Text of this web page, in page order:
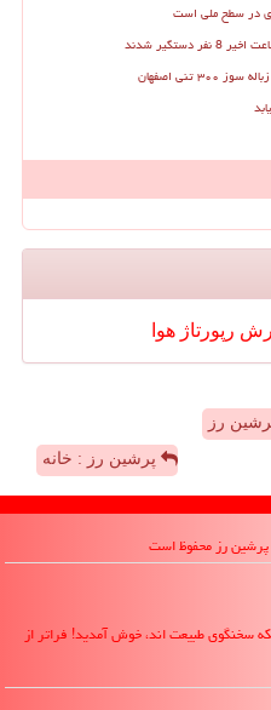
در سطح ملی است
اصفهان
رپورتاژ هوا
رز
پرشین رز : خانه
سخنگوی طبیعت اند، خوش آمدید! فراتر از